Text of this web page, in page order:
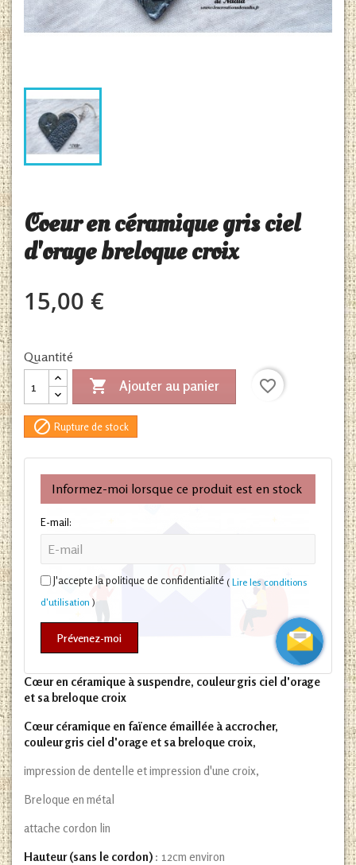
Coeur en céramique gris ciel
d'orage breloque croix
15,00 €
Quantité
 Ajouter au panier favorite_border
 Rupture de stock
Informez-moi lorsque ce produit est en stock
E-mail:
J'accepte la politique de confidentialité ( Lire les conditions
d'utilisation )
Prévenez-moi
Cœur en céramique à suspendre, couleur gris ciel d'orage
et sa breloque croix
Cœur céramique en faïence émaillée à accrocher,
couleur gris ciel d'orage et sa breloque croix,
impression de dentelle et impression d'une croix,
Breloque en métal
attache cordon lin
Hauteur (sans le cordon) : 12cm environ